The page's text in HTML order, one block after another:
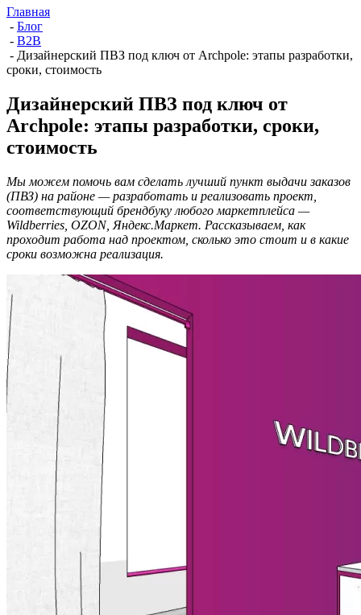
Главная
- Блог
- B2B
- Дизайнерский ПВЗ под ключ от Archpole: этапы разработки,
сроки, стоимость
Дизайнерский ПВЗ под ключ от
Archpole: этапы разработки, сроки,
стоимость
Мы можем помочь вам сделать лучший пункт выдачи заказов
(ПВЗ) на районе — разработать и реализовать проект,
соответствующий брендбуку любого маркетплейса —
Wildberries, OZON, Яндекс.Маркет. Рассказываем, как
проходит работа над проектом, сколько это стоит и в какие
сроки возможна реализация.